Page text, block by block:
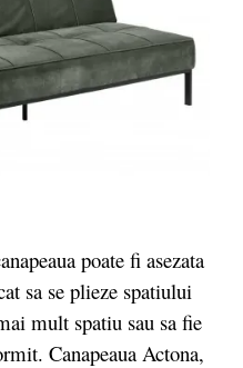
poate fi asezata
sa se plieze spatiului
mult spatiu sau sa fie
Canapeaua Actona,